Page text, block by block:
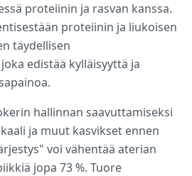
proteiinin ja rasvan kanssa.
proteiinin ja liukoisen
täydellisen
edistää kylläisyyttä ja
hallinnan saavuttamiseksi
ja muut kasvikset ennen
voi vähentää aterian
jopa 73 %. Tuore